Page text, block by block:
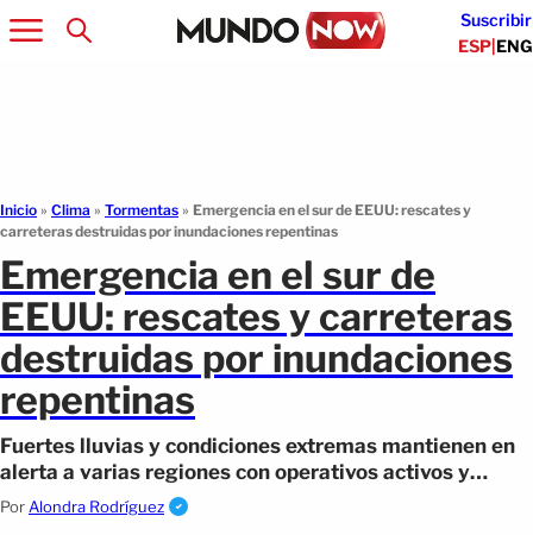
Suscribir
ESP|ENG
Inicio » Clima » Tormentas » Emergencia en el sur de EEUU: rescates y
carreteras destruidas por inundaciones repentinas
Emergencia en el sur de
EEUU: rescates y carreteras
destruidas por inundaciones
repentinas
Fuertes lluvias y condiciones extremas mantienen en
alerta a varias regiones con operativos activos y
riesgos crecientes.
Por Alondra Rodríguez